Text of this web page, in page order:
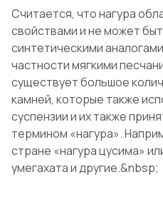
Считается, что нагура
свойствами и не может
синтетическими
частности мягкими
существует большое
камней, которые также
суспензии и их также
термином «нагура».
стране «нагура цусима»
умегахата и другие.&nbsp;